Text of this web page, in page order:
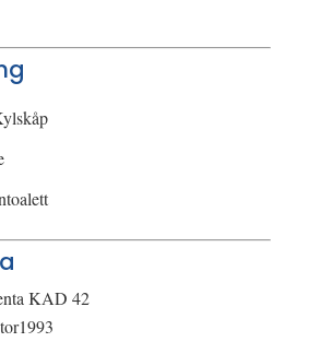
KAD 42
1993